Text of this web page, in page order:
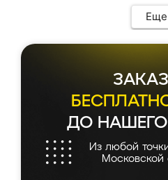
Еще
ДО
Из любой
Московской